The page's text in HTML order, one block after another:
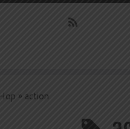
» action